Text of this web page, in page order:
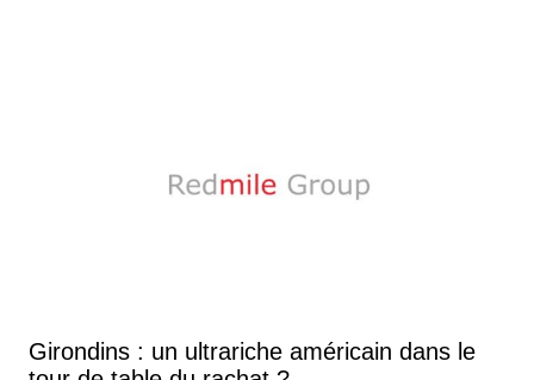
Girondins : un ultrariche américain dans le